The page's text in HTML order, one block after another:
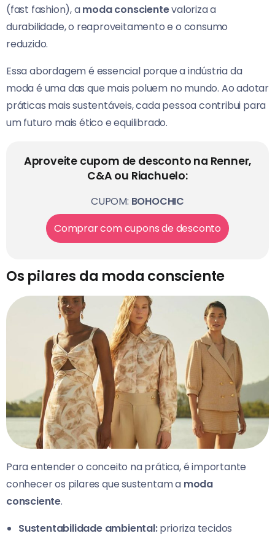
(fast fashion), amoda conscientevaloriza a
durabilidade, o reaproveitamento e o consumo
reduzido.
Essa abordagem é essencial porque a indústria da
moda é uma das que mais poluem no mundo. Ao adotar
práticas mais sustentáveis, cada pessoa contribui para
um futuro mais ético e equilibrado.
Aproveite cupom de desconto na Renner,
C&A ou Riachuelo:
CUPOM: BOHOCHIC
Comprar com cupons de desconto
Os pilares da moda consciente
Para entender o conceito na prática, é importante
conhecer os pilares que sustentam a moda
consciente.
Sustentabilidade ambiental:prioriza tecidos